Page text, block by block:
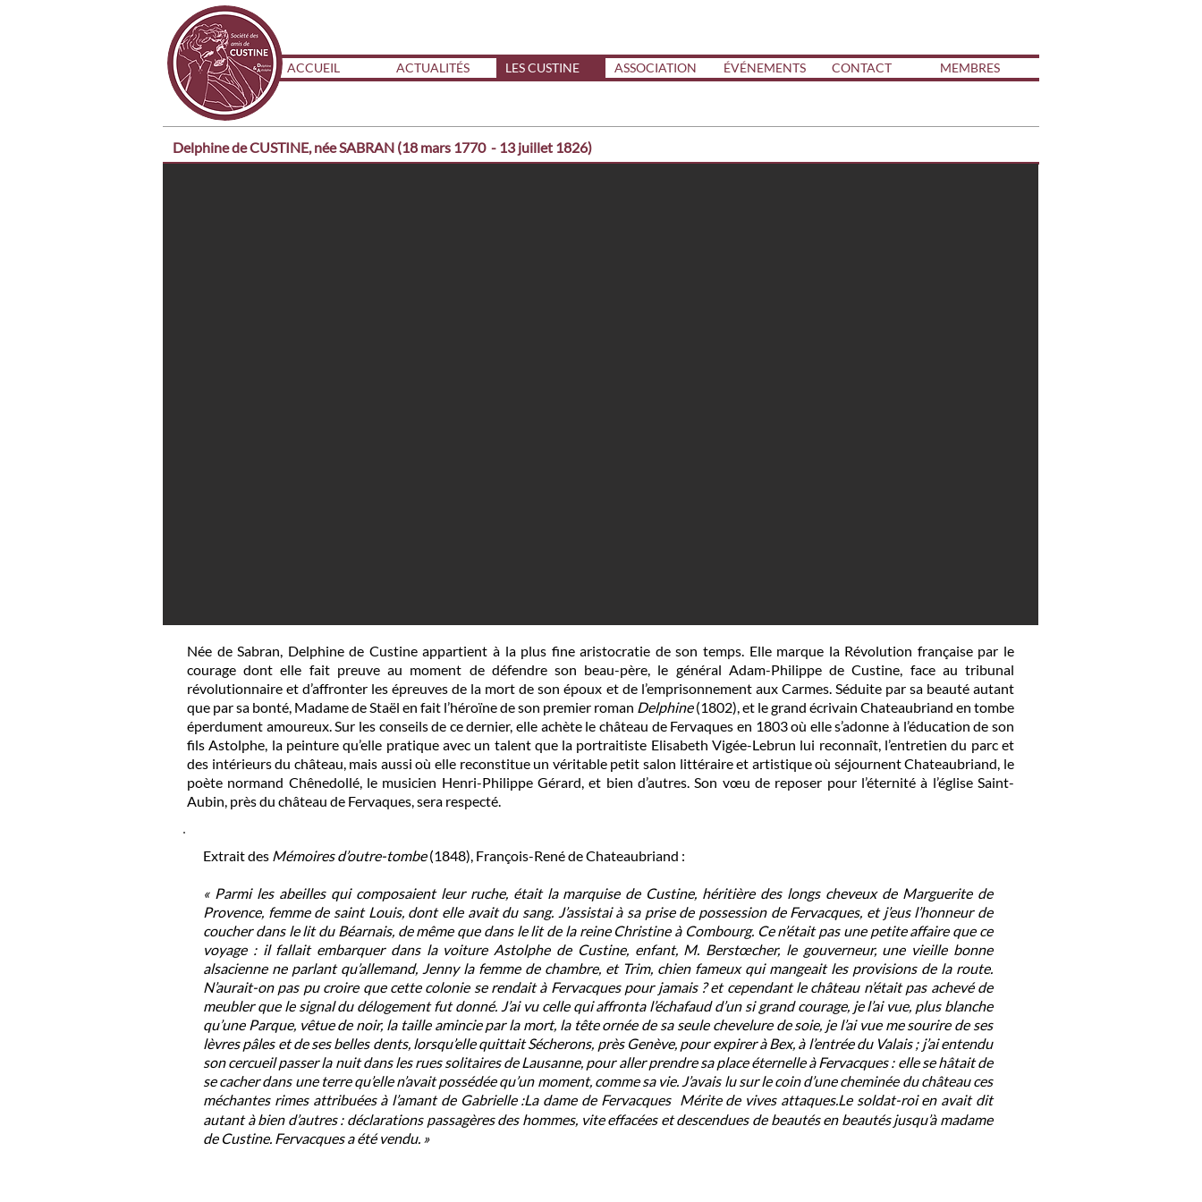
ACCUEIL ACTUALITÉS LES CUSTINE ASSOCIATION ÉVÉNEMENTS CONTACT MEMBRES
Delphine de CUSTINE, née SABRAN (18 mars 1770 - 13 juillet 1826)
Née de Sabran, Delphine de Custine appartient à la plus fine aristocratie de son temps. Elle marque la Révolution française par le
courage dont elle fait preuve au moment de défendre son beau-père, le général Adam-Philippe de Custine, face au tribunal
révolutionnaire et d’affronter les épreuves de la mort de son époux et de l’emprisonnement aux Carmes. Séduite par sa beauté autant
que par sa bonté, Madame de Staël en fait l’héroïne de son premier roman Delphine(1802), et le grand écrivain Chateaubriand en tombe
éperdument amoureux. Sur les conseils de ce dernier, elle achète le château de Fervaques en 1803 où elle s’adonne à l’éducation de son
fils Astolphe, la peinture qu’elle pratique avec un talent que la portraitiste Elisabeth Vigée-Lebrun lui reconnaît, l’entretien du parc et
des intérieurs du château, mais aussi où elle reconstitue un véritable petit salon littéraire et artistique où séjournent Chateaubriand, le
poète normand Chênedollé, le musicien Henri-Philippe Gérard, et bien d’autres. Son vœu de reposer pour l’éternité à l’église Saint-
Aubin, près du château de Fervaques, sera respecté.
Extrait des Mémoires d’outre-tombe(1848), François-René de Chateaubriand :
« Parmi les abeilles qui composaient leur ruche, était la marquise de Custine, héritière des longs cheveux de Marguerite de
Provence, femme de saint Louis, dont elle avait du sang. J’assistai à sa prise de possession de Fervacques, et j’eus l’honneur de
coucher dans le lit du Béarnais, de même que dans le lit de la reine Christine à Combourg. Ce n’était pas une petite affaire que ce
voyage : il fallait embarquer dans la voiture Astolphe de Custine, enfant, M. Berstœcher, le gouverneur, une vieille bonne
alsacienne ne parlant qu’allemand, Jenny la femme de chambre, et Trim, chien fameux qui mangeait les provisions de la route.
N’aurait-on pas pu croire que cette colonie se rendait à Fervacques pour jamais ? et cependant le château n’était pas achevé de
meubler que le signal du délogement fut donné. J’ai vu celle qui affronta l’échafaud d’un si grand courage, je l’ai vue, plus blanche
qu’une Parque, vêtue de noir, la taille amincie par la mort, la tête ornée de sa seule chevelure de soie, je l’ai vue me sourire de ses
lèvres pâles et de ses belles dents, lorsqu’elle quittait Sécherons, près Genève, pour expirer à Bex, à l’entrée du Valais ; j’ai entendu
son cercueil passer la nuit dans les rues solitaires de Lausanne, pour aller prendre sa place éternelle à Fervacques : elle se hâtait de
se cacher dans une terre qu’elle n’avait possédée qu’un moment, comme sa vie. J’avais lu sur le coin d’une cheminée du château ces
méchantes rimes attribuées à l’amant de Gabrielle :La dame de Fervacques Mérite de vives attaques.Le soldat-roi en avait dit
autant à bien d’autres : déclarations passagères des hommes, vite effacées et descendues de beautés en beautés jusqu’à madame
de Custine. Fervacques a été vendu. »